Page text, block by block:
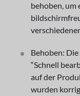
behoben, um
Behoben:
“Schnell
auf der
wurden